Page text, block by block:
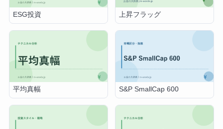
ESG投資 上昇フラッグ
平均真幅 S&P SmallCap 600